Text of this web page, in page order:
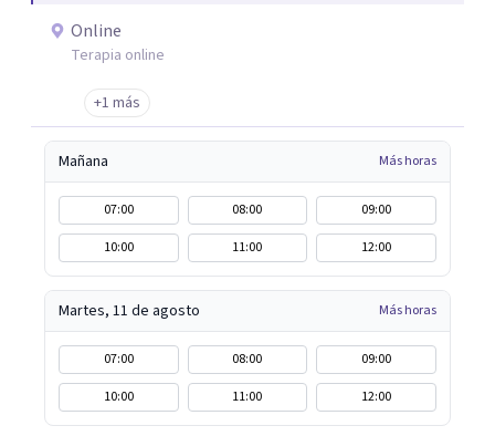
Online
Terapia online
+1 más
Mañana Más horas
07:00 08:00
09:00
10:00
11:00 12:00
Martes, 11 de agosto Más horas
07:00 08:00
09:00
10:00
11:00 12:00